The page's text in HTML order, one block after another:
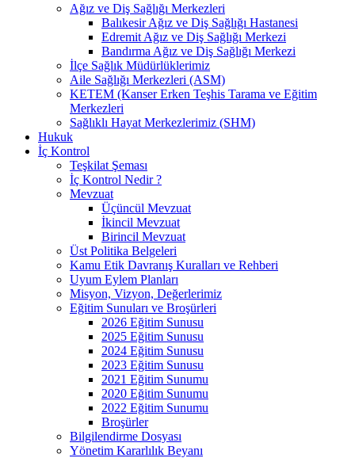
Ağız ve Diş Sağlığı Merkezleri
Balıkesir Ağız ve Diş Sağlığı Hastanesi
Edremit Ağız ve Diş Sağlığı Merkezi
Bandırma Ağız ve Diş Sağlığı Merkezi
İlçe Sağlık Müdürlüklerimiz
Aile Sağlığı Merkezleri (ASM)
KETEM (Kanser Erken Teşhis Tarama ve Eğitim
Merkezleri
Sağlıklı Hayat Merkezlerimiz (SHM)
Hukuk
İç Kontrol
Teşkilat Şeması
İç Kontrol Nedir ?
Mevzuat
Üçüncül Mevzuat
İkincil Mevzuat
Birincil Mevzuat
Üst Politika Belgeleri
Kamu Etik Davranış Kuralları ve Rehberi
Uyum Eylem Planları
Misyon, Vizyon, Değerlerimiz
Eğitim Sunuları ve Broşürleri
2026 Eğitim Sunusu
2025 Eğitim Sunusu
2024 Eğitim Sunusu
2023 Eğitim Sunusu
2021 Eğitim Sunumu
2020 Eğitim Sunumu
2022 Eğitim Sunumu
Broşürler
Bilgilendirme Dosyası
Yönetim Kararlılık Beyanı